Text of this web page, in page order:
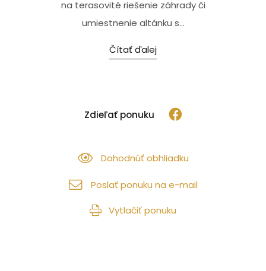
na terasovité riešenie záhrady či
umiestnenie altánku s...
Čítať ďalej
Zdieľať ponuku
Dohodnúť obhliadku
Poslať ponuku na e-mail
Vytlačiť ponuku